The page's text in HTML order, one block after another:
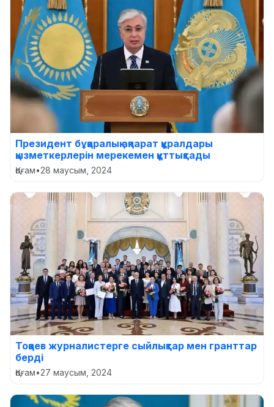
Президент бұқаралық ақпарат құралдары
қызметкерлерін мерекемен құттықтады
Қоғам•28 маусым, 2024
Тоқаев журналистерге сыйлықтар мен гранттар
берді
Қоғам•27 маусым, 2024